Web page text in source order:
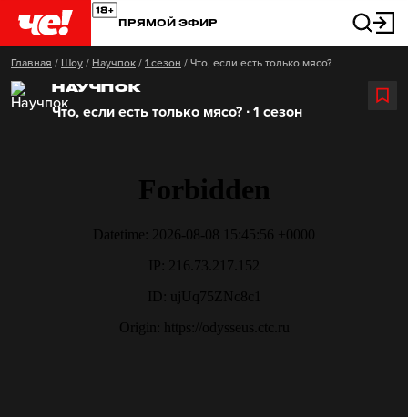
ПРЯМОЙ ЭФИР
Главная / Шоу / Научпок / 1 сезон / Что, если есть только мясо?
НАУЧПОК
Что, если есть только мясо? ∙ 1 сезон